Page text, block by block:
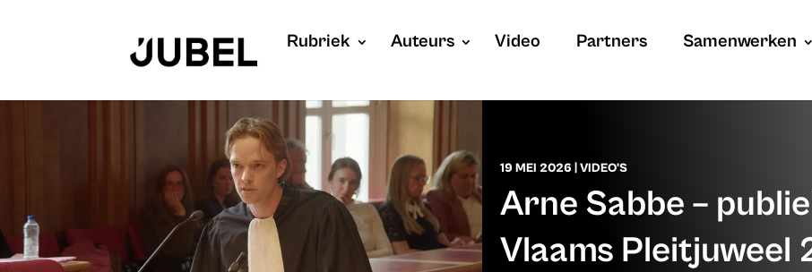
Rubriek Auteurs Video Partners Samenwerken
19 MEI 2026 VIDEO'S
Arne Sabbe –
Vlaams Pleitjuweel